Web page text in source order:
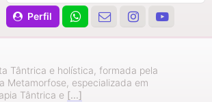
Perfil
Tântrica e holística, formada pela
Metamorfose, especializada em
Tântrica e [...]